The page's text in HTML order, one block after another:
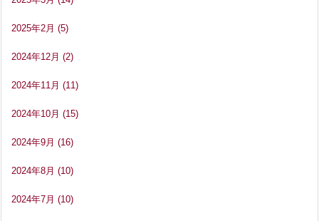
2025年2月 (5)
2024年12月 (2)
2024年11月 (11)
2024年10月 (15)
2024年9月 (16)
2024年8月 (10)
2024年7月 (10)